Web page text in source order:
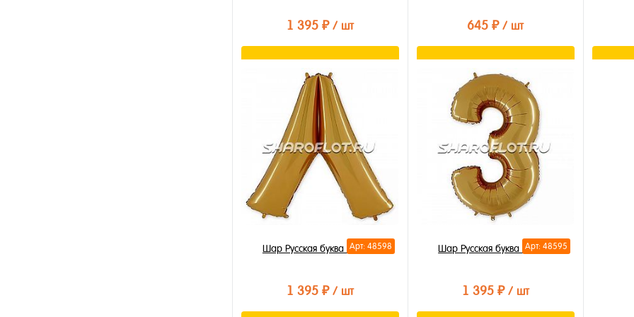
1 395 ₽ / шт
Купить в 1 клик
В избранное
В наличии
645 ₽/ шт
Купить в 1 клик
В избранное
Арт: 48598
Шар Русская буква Л 85см
1 395 ₽ / шт
Арт: 48595
Шар Русская буква З 85см
1 395 ₽ / шт